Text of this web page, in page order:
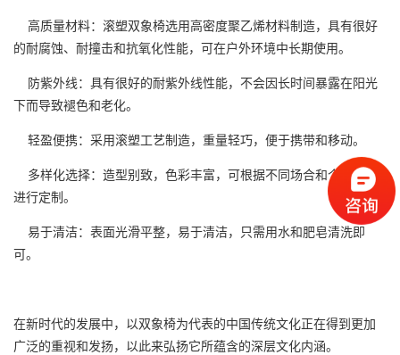
高质量材料：滚塑双象椅选用高密度聚乙烯材料制造，具有很好
的耐腐蚀、耐撞击和抗氧化性能，可在户外环境中长期使用。
防紫外线：具有很好的耐紫外线性能，不会因长时间暴露在阳光
下而导致褪色和老化。
轻盈便携：采用滚塑工艺制造，重量轻巧，便于携带和移动。
多样化选择：造型别致，色彩丰富，可根据不同场合和个人爱好
进行定制。
易于清洁：表面光滑平整，易于清洁，只需用水和肥皂清洗即
可。
在新时代的发展中，以双象椅为代表的中国传统文化正在得到更加
广泛的重视和发扬，以此来弘扬它所蕴含的深层文化内涵。